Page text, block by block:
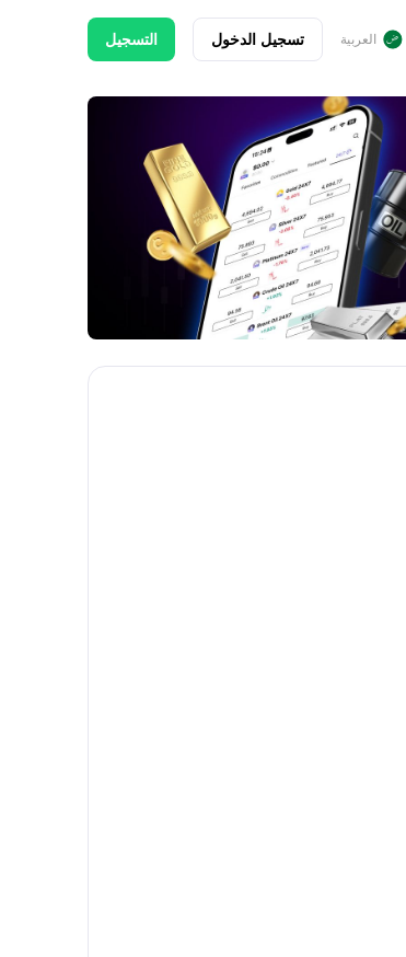
العربية تسجيل الدخول التسجيل